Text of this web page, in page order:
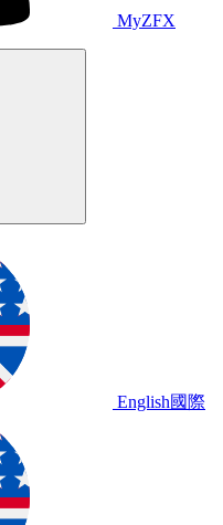
MyZFX
English國際